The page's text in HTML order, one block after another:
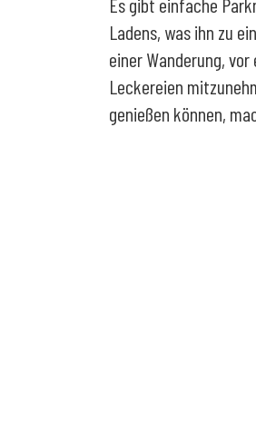
Ladens, was ihn zu
einer Wanderung,
Leckereien
genießen können,